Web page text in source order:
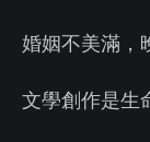
婚姻不美滿，
文學創作是生